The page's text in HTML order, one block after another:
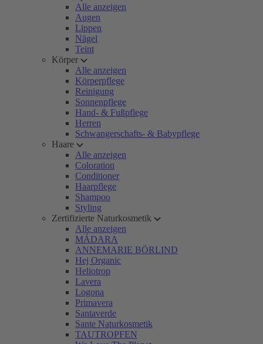
Alle anzeigen
Augen
Lippen
Nägel
Teint
Körper
Alle anzeigen
Körperpflege
Reinigung
Sonnenpflege
Hand- & Fußpflege
Herren
Schwangerschafts- & Babypflege
Haare
Alle anzeigen
Coloration
Conditioner
Haarpflege
Shampoo
Styling
Zertifizierte Naturkosmetik
Alle anzeigen
MÁDARA
ANNEMARIE BÖRLIND
Hej Organic
Heliotrop
Lavera
Logona
Primavera
Santaverde
Sante Naturkosmetik
TAUTROPFEN